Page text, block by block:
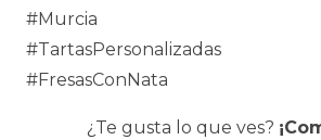
#Murcia
#TartasPersonalizadas
#FresasConNata
¿Te gusta lo que ves?